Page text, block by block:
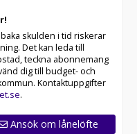
skulden i tid riskerar
Det kan leda till
teckna abonnemang
dig till budget- och
Kontaktuppgifter
.
Ansök om lånelöfte